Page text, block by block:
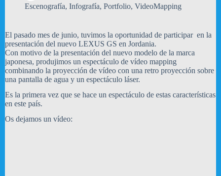
Escenografía, Infografía, Portfolio, VideoMapping
El pasado mes de junio, tuvimos la oportunidad de participar en la
presentación del nuevo LEXUS GS en Jordania.
Con motivo de la presentación del nuevo modelo de la marca
japonesa, produjimos un espectáculo de vídeo mapping
combinando la proyección de vídeo con una retro proyección sobre
una pantalla de agua y un espectáculo láser.
Es la primera vez que se hace un espectáculo de estas características
en este país.
Os dejamos un vídeo: